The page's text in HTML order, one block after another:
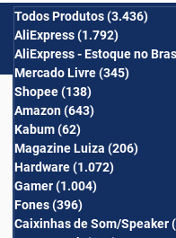
Todos Produtos(3.436)
AliExpress(1.792)
AliExpress - Estoque no
Mercado Livre(345)
Shopee(138)
Amazon(643)
Kabum(62)
Magazine Luiza (206)
Hardware(1.072)
Gamer(1.004)
Fones(396)
Caixinhas de Som/Speaker